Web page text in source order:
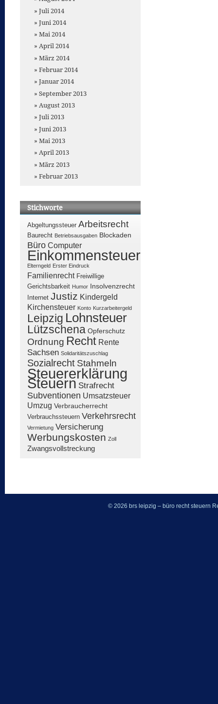
Juli 2014
Juni 2014
Mai 2014
April 2014
März 2014
Februar 2014
Januar 2014
September 2013
August 2013
Juli 2013
Juni 2013
Mai 2013
April 2013
März 2013
Februar 2013
Stichworte
Abgeltungssteuer Arbeitsrecht
Baurecht Betriebsausgaben Blockaden
Büro Computer
Einkommensteuer
Elterngeld Erster Eindruck
Familienrecht Freiwillige
Gerichtsbarkeit Humor Insolvenzrecht
Internet Justiz Kindergeld
Kirchensteuer Konto Kurzarbeitergeld
Leipzig Lohnsteuer
Lützschena Opferschutz
Ordnung Recht Rente
Sachsen Solidaritätszuschlag
Sozialrecht Stahmeln
Steuererklärung
Steuern Strafrecht
Subventionen Umsatzsteuer
Umzug Verbraucherrecht
Verbrauchssteuern Verkehrsrecht
Vermietung Versicherung
Werbungskosten Zoll
Zwangsvollstreckung
© 2026 brs leipzig – büro recht steuern